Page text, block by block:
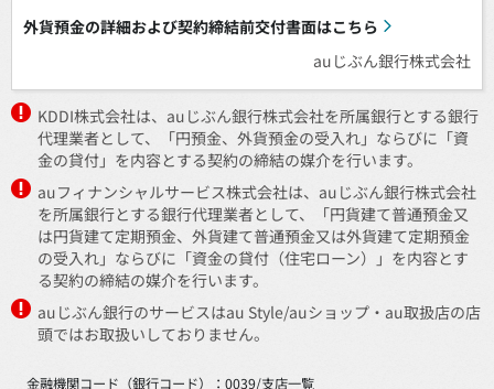
外貨預金の詳細および契約締結前交付書面はこちら
auじぶん銀行株式会社
KDDI株式会社は、auじぶん銀行株式会社を所属銀行とする銀行
代理業者として、「円預金、外貨預金の受入れ」ならびに「資
金の貸付」を内容とする契約の締結の媒介を行います。
auフィナンシャルサービス株式会社は、auじぶん銀行株式会社
を所属銀行とする銀行代理業者として、「円貨建て普通預金又
は円貨建て定期預金、外貨建て普通預金又は外貨建て定期預金
の受入れ」ならびに「資金の貸付（住宅ローン）」を内容とす
る契約の締結の媒介を行います。
auじぶん銀行のサービスはau Style/auショップ・au取扱店の店
頭ではお取扱いしておりません。
金融機関コード（銀行コード）：0039/支店一覧